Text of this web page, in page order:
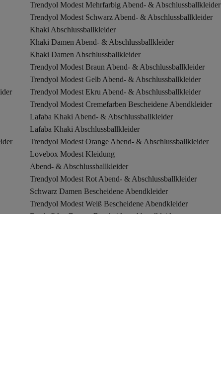
Trendyol Modest Mehrfarbig Abend- & Abschlussballkleider
Trendyol Modest Schwarz Abend- & Abschlussballkleider
Khaki Abschlussballkleider
Khaki Damen Abend- & Abschlussballkleider
Khaki Damen Abschlussballkleider
Trendyol Modest Braun Abend- & Abschlussballkleider
Trendyol Modest Gelb Abend- & Abschlussballkleider
Trendyol Modest Ekru Abend- & Abschlussballkleider
Trendyol Modest Cremefarben Bescheidene Abendkleider
Lafaba Khaki Abend- & Abschlussballkleider
Lafaba Khaki Abschlussballkleider
Trendyol Modest Orange Abend- & Abschlussballkleider
Lovebox Modest Kleidung
Abend- & Abschlussballkleider
Trendyol Modest Rot Abend- & Abschlussballkleider
Schwarz Damen Bescheidene Abendkleider
Trendyol Modest Weiß Bescheidene Abendkleider
Dunkelblau Damen Bescheidene Abendkleider